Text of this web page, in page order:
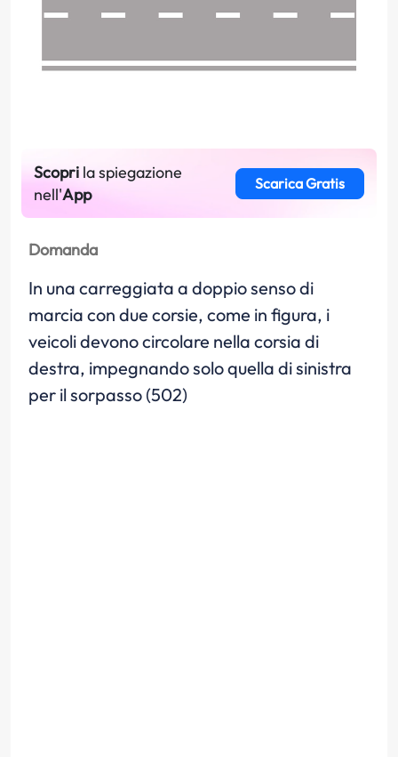
Scopri la spiegazione
nell'App
Scarica Gratis
Domanda
In una carreggiata a doppio senso di
marcia con due corsie, come in figura, i
veicoli devono circolare nella corsia di
destra, impegnando solo quella di sinistra
per il sorpasso (502)